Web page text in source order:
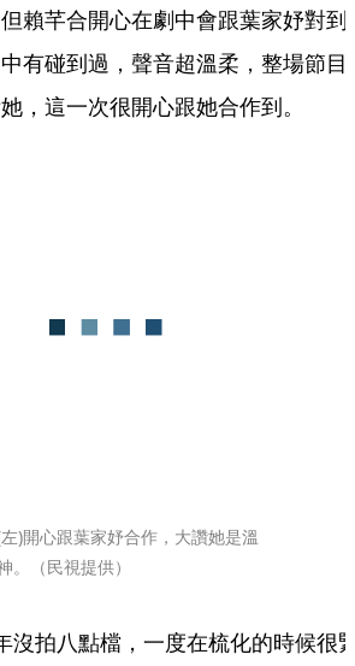
賴芊合開心在劇中會跟葉家妤對到
有碰到過，聲音超溫柔，整場節目
，這一次很開心跟她合作到。
)開心跟葉家妤合作，大讚她是溫
。（民視提供）
沒拍八點檔，一度在梳化的時候很